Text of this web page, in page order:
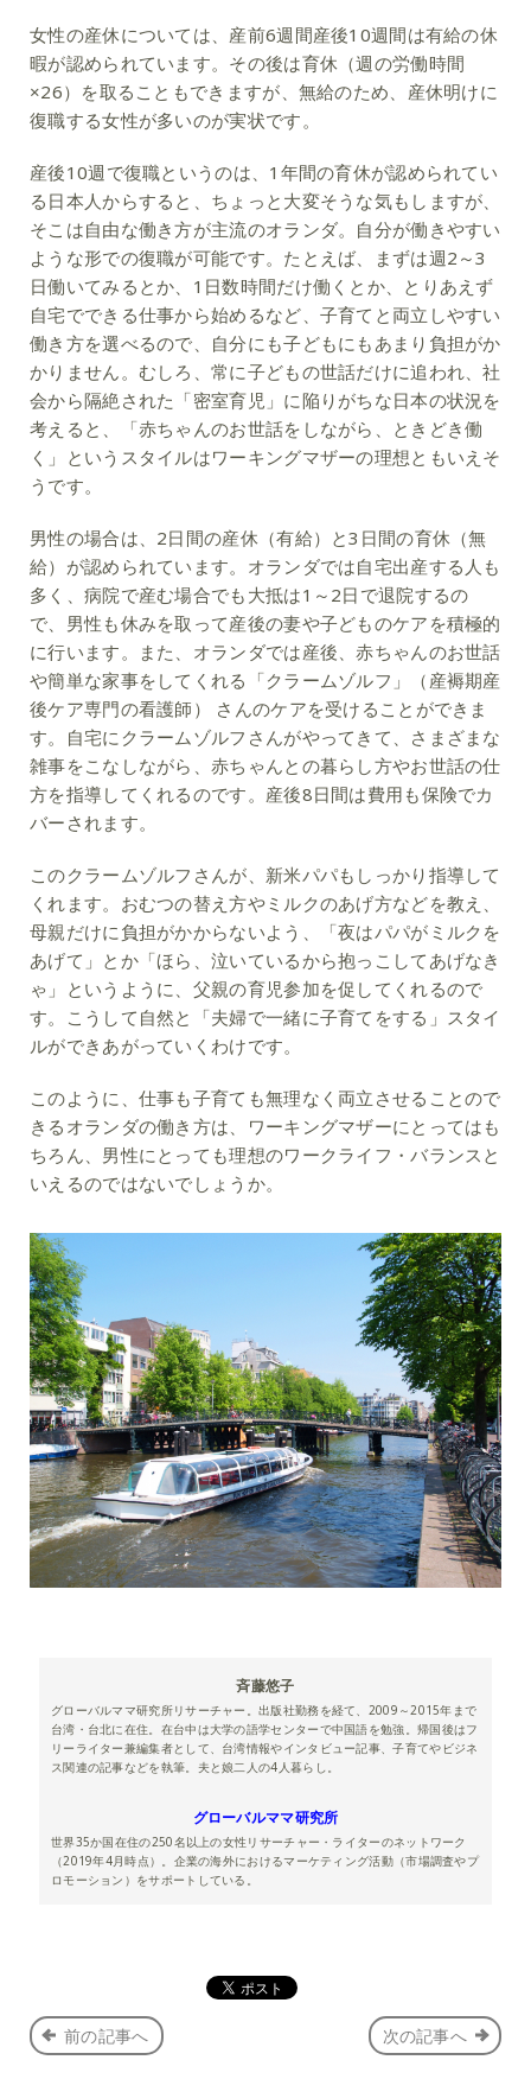
女性の産休については、産前6週間産後10週間は有給の休
暇が認められています。その後は育休（週の労働時間
×26）を取ることもできますが、無給のため、産休明けに
復職する女性が多いのが実状です。
産後10週で復職というのは、1年間の育休が認められてい
る日本人からすると、ちょっと大変そうな気もしますが、
そこは自由な働き方が主流のオランダ。自分が働きやすい
ような形での復職が可能です。たとえば、まずは週2～3
日働いてみるとか、1日数時間だけ働くとか、とりあえず
自宅でできる仕事から始めるなど、子育てと両立しやすい
働き方を選べるので、自分にも子どもにもあまり負担がか
かりません。むしろ、常に子どもの世話だけに追われ、社
会から隔絶された「密室育児」に陥りがちな日本の状況を
考えると、「赤ちゃんのお世話をしながら、ときどき働
く」というスタイルはワーキングマザーの理想ともいえそ
うです。
男性の場合は、2日間の産休（有給）と3日間の育休（無
給）が認められています。オランダでは自宅出産する人も
多く、病院で産む場合でも大抵は1～2日で退院するの
で、男性も休みを取って産後の妻や子どものケアを積極的
に行います。また、オランダでは産後、赤ちゃんのお世話
や簡単な家事をしてくれる「クラームゾルフ」（産褥期産
後ケア専門の看護師） さんのケアを受けることができま
す。自宅にクラームゾルフさんがやってきて、さまざまな
雑事をこなしながら、赤ちゃんとの暮らし方やお世話の仕
方を指導してくれるのです。産後8日間は費用も保険でカ
バーされます。
このクラームゾルフさんが、新米パパもしっかり指導して
くれます。おむつの替え方やミルクのあげ方などを教え、
母親だけに負担がかからないよう、「夜はパパがミルクを
あげて」とか「ほら、泣いているから抱っこしてあげなき
ゃ」というように、父親の育児参加を促してくれるので
す。こうして自然と「夫婦で一緒に子育てをする」スタイ
ルができあがっていくわけです。
このように、仕事も子育ても無理なく両立させることので
きるオランダの働き方は、ワーキングマザーにとってはも
ちろん、男性にとっても理想のワークライフ・バランスと
いえるのではないでしょうか。
斉藤悠子
グローバルママ研究所リサーチャー。出版社勤務を経て、2009～2015年まで
台湾・台北に在住。在台中は大学の語学センターで中国語を勉強。帰国後はフ
リーライター兼編集者として、台湾情報やインタビュー記事、子育てやビジネ
ス関連の記事などを執筆。夫と娘二人の4人暮らし。
グローバルママ研究所
世界35か国在住の250名以上の女性リサーチャー・ライターのネットワーク
（2019年4月時点）。企業の海外におけるマーケティング活動（市場調査やプ
ロモーション）をサポートしている。
前の記事へ 次の記事へ